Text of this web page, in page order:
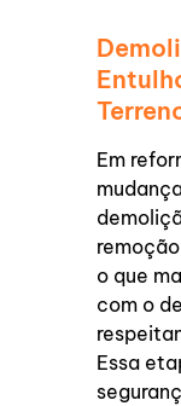
Em
o que
com o
Essa